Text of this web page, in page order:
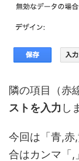
隣の項目（赤
ストを入力 し
今回は「青,赤
合はカンマ「,